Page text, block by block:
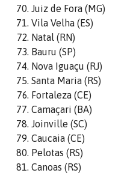
Juiz de Fora (MG)
Vila Velha (ES)
Natal (RN)
Bauru (SP)
Nova Iguaçu (RJ)
Santa Maria (RS)
Fortaleza (CE)
Camaçari (BA)
Joinville (SC)
Caucaia (CE)
Pelotas (RS)
Canoas (RS)